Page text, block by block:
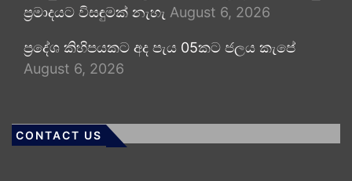
ප්‍රමාදයට විසඳුමක් නැහැ August 6, 2026
ප්‍රදේශ කිහිපයකට අද පැය 05කට ජලය කැපේ
August 6, 2026
CONTACT US